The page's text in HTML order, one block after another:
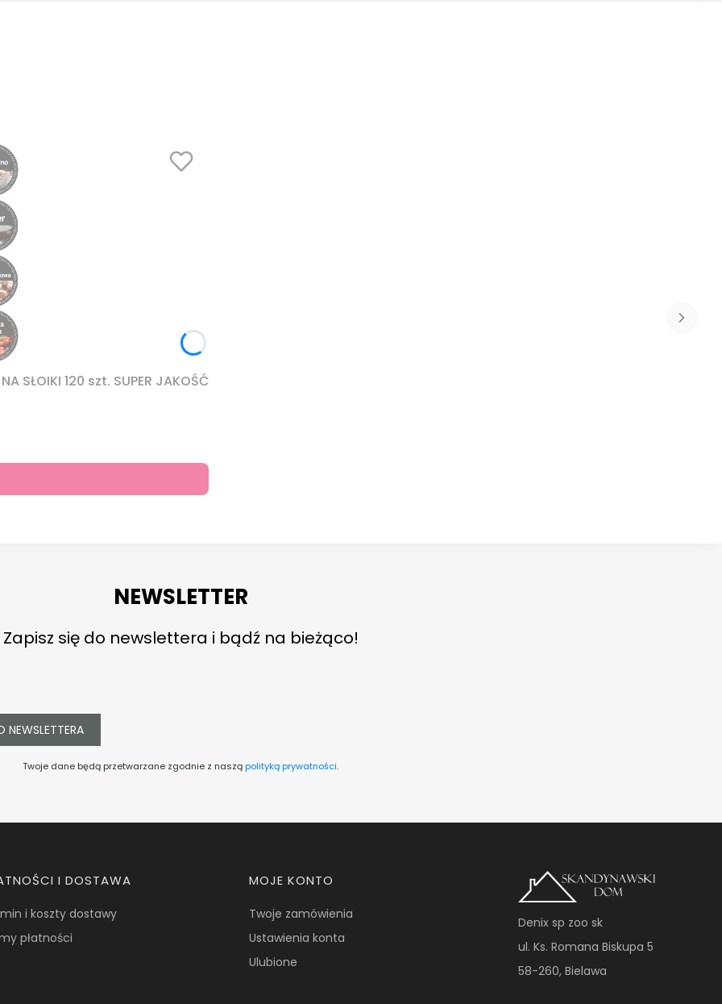
SŁOIKI 120 szt. SUPER JAKOŚĆ
NEWSLETTER
Zapisz się do newslettera i bądź na bieżąco!
NEWSLETTERA
Twoje dane będą przetwarzane zgodnie z nasząpolityką prywatności.
I DOSTAWA
i koszty dostawy
płatności
MOJE KONTO
Twoje zamówienia
Ustawienia konta
Ulubione
Denix sp zoo sk
ul. Ks. Romana Biskupa 5
58-260, Bielawa